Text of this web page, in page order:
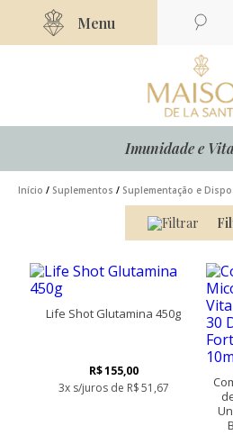
Menu
Imunidade e
Início / Suplementos / Suplementação e
Life Shot Glutamina 450g
R$155,00
3x s/juros de R$51,67